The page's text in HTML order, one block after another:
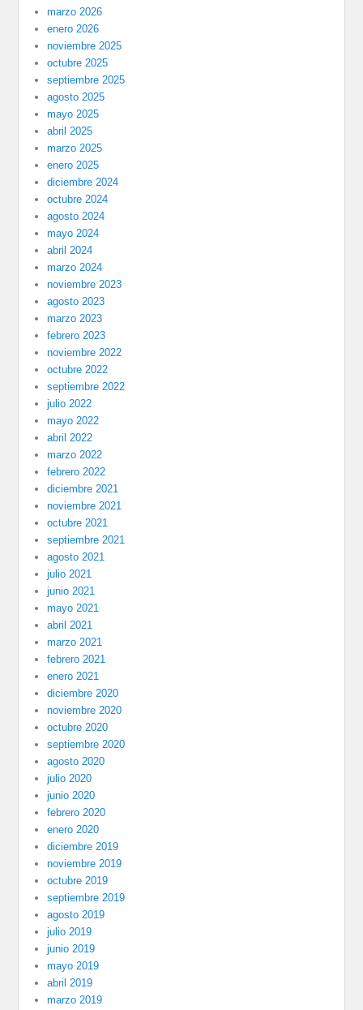
marzo 2026
enero 2026
noviembre 2025
octubre 2025
septiembre 2025
agosto 2025
mayo 2025
abril 2025
marzo 2025
enero 2025
diciembre 2024
octubre 2024
agosto 2024
mayo 2024
abril 2024
marzo 2024
noviembre 2023
agosto 2023
marzo 2023
febrero 2023
noviembre 2022
octubre 2022
septiembre 2022
julio 2022
mayo 2022
abril 2022
marzo 2022
febrero 2022
diciembre 2021
noviembre 2021
octubre 2021
septiembre 2021
agosto 2021
julio 2021
junio 2021
mayo 2021
abril 2021
marzo 2021
febrero 2021
enero 2021
diciembre 2020
noviembre 2020
octubre 2020
septiembre 2020
agosto 2020
julio 2020
junio 2020
febrero 2020
enero 2020
diciembre 2019
noviembre 2019
octubre 2019
septiembre 2019
agosto 2019
julio 2019
junio 2019
mayo 2019
abril 2019
marzo 2019